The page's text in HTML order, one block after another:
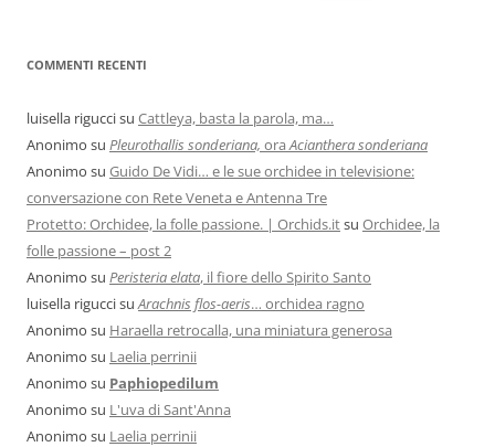
COMMENTI RECENTI
luisella riguccisu Cattleya, basta la parola, ma…
Anonimo su Pleurothallis sonderiana, ora Acianthera sonderiana
Anonimo su Guido De Vidi… e le sue orchidee in televisione:
conversazione con Rete Veneta e Antenna Tre
Protetto: Orchidee, la folle passione. | Orchids.itsu Orchidee, la
folle passione – post 2
Anonimo su Peristeria elata, il fiore dello Spirito Santo
luisella riguccisu Arachnis flos-aeris… orchidea ragno
Anonimo su Haraella retrocalla, una miniatura generosa
Anonimo su Laelia perrinii
Anonimo su Paphiopedilum
Anonimo su L'uva di Sant'Anna
Anonimo su Laelia perrinii